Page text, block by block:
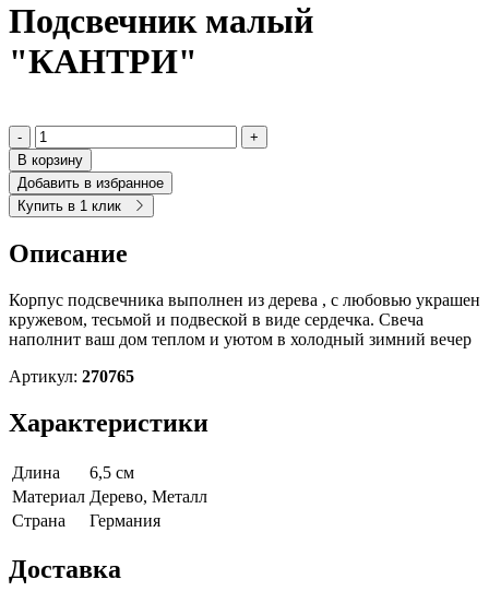
Подсвечник малый
"КАНТРИ"
-
+
В корзину
Добавить в избранное
Купить в 1 клик
Описание
Корпус подсвечника выполнен из дерева , с любовью украшен
кружевом, тесьмой и подвеской в виде сердечка. Свеча
наполнит ваш дом теплом и уютом в холодный зимний вечер
Артикул: 270765
Характеристики
Длина
6,5 см
Материал Дерево, Металл
Страна
Германия
Доставка